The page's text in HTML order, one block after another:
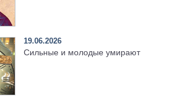
19.06.2026
Сильные и молодые умирают